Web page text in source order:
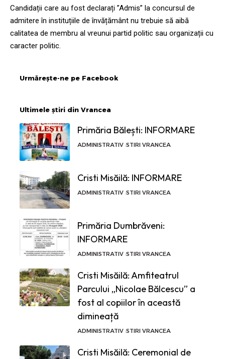
Candidații care au fost declarați ”Admis” la concursul de
admitere în instituțiile de învățământ nu trebuie să aibă
calitatea de membru al vreunui partid politic sau organizații cu
caracter politic.
Urmărește-ne pe Facebook
Ultimele știri din Vrancea
Primăria Bălești: INFORMARE
ADMINISTRATIV STIRI VRANCEA
Cristi Misăilă: INFORMARE
ADMINISTRATIV STIRI VRANCEA
Primăria Dumbrăveni:
INFORMARE
ADMINISTRATIV STIRI VRANCEA
Cristi Misăilă: Amfiteatrul
Parcului „Nicolae Bălcescu” a
fost al copiilor în această
dimineață
ADMINISTRATIV STIRI VRANCEA
Cristi Misăilă: Ceremonial de